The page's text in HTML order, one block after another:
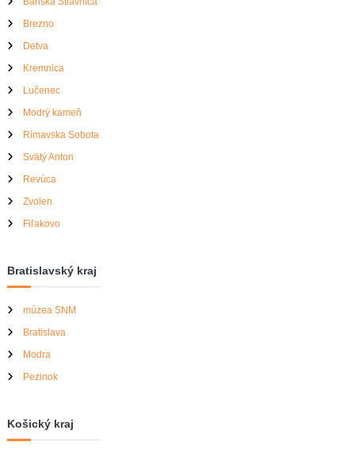
Brezno
Detva
Kremnica
Lučenec
Modrý kameň
Rímavska Sobota
Svätý Anton
Revúca
Zvolen
Fiľakovo
Bratislavský kraj
múzea SNM
Bratislava
Modra
Pezinok
Košický kraj